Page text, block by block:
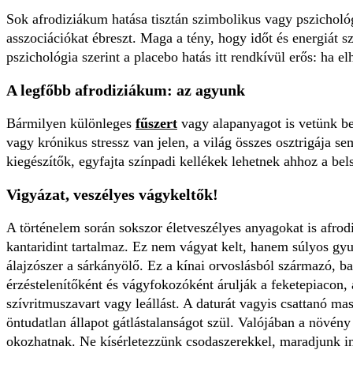
Sok afrodiziákum hatása tisztán szimbolikus vagy
asszociációkat ébreszt. Maga a tény, hogy időt és energiát
pszichológia szerint a placebo hatás itt rendkívül erős: ha
A legfőbb afrodiziákum: az agyunk
Bármilyen különleges fűszert vagy alapanyagot is vetünk
vagy krónikus stressz van jelen, a világ összes osztrigája
kiegészítők, egyfajta színpadi kellékek lehetnek ahhoz a
Vigyázat, veszélyes vágykeltők!
A történelem során sokszor életveszélyes anyagokat is
kantaridint tartalmaz. Ez nem vágyat kelt, hanem súlyos
álajzószer a sárkányölő. Ez a kínai orvoslásból származó,
érzéstelenítőként és vágyfokozóként árulják a
szívritmuszavart vagy leállást. A daturát vagyis csattanó
öntudatlan állapot gátlástalanságot szül. Valójában a
okozhatnak. Ne kísérletezzünk csodaszerekkel,